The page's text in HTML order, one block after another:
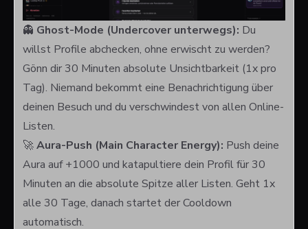
👻 Ghost-Mode (Undercover unterwegs): Du
willst Profile abchecken, ohne erwischt zu werden?
Gönn dir 30 Minuten absolute Unsichtbarkeit (1x pro
Tag). Niemand bekommt eine Benachrichtigung über
deinen Besuch und du verschwindest von allen Online-
Listen.
🚀Aura-Push (Main Character Energy): Push deine
Aura auf +1000 und katapultiere dein Profil für 30
Minuten an die absolute Spitze aller Listen. Geht 1x
alle 30 Tage, danach startet der Cooldown
automatisch.